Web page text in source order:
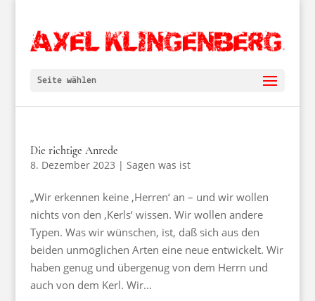
Seite wählen
Die richtige Anrede
8. Dezember 2023 | Sagen was ist
„Wir erkennen keine ‚Herren‘ an – und wir wollen
nichts von den ‚Kerls‘ wissen. Wir wollen andere
Typen. Was wir wünschen, ist, daß sich aus den
beiden unmöglichen Arten eine neue entwickelt. Wir
haben genug und übergenug von dem Herrn und
auch von dem Kerl. Wir...